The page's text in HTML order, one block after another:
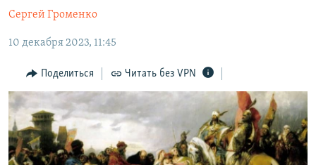
главной
навигации
Вернутся
поиску
11 ЛЕТ ОККУПАЦИИ КРЫМА. 11 ИСТОРИЙ СОПРОТИВЛЕНИЯ
ЕЩЕ
ИНТЕРАКТИВ
ИНФОГРАФИКА
ТЕЛЕПРОЕКТ КРЫМ.РЕАЛИИ
СОВЕТЫ ПРАВОЗАЩИТНИКОВ
ПРОПАВШИЕ БЕЗ ВЕСТИ
РАДІО СВОБОДА
КАК ОБОЙТИ БЛОКИРОВКУ
Українською
Qırımtatar
Сергей Громенко
10 декабря 2023, 11:45
Поделиться Читать без VPN